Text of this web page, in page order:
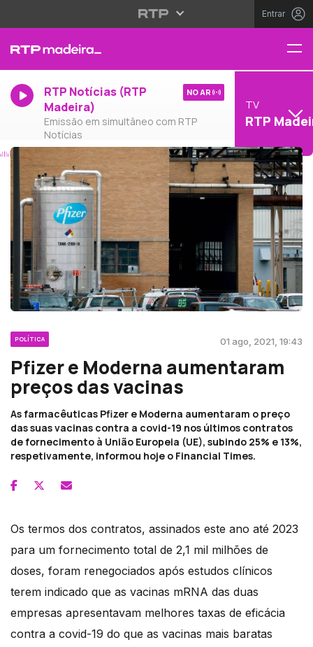
Entrar
RTP Notícias (RTP
Madeira)
Emissão em simultâneo com RTP
Notícias
NO AR
TV
RTP
POLÍTICA 01 ago, 2021, 19:43
Pfizer e Moderna aumentaram
preços das vacinas
As farmacêuticas Pfizer e Moderna aumentaram o preço
das suas vacinas contra a covid-19 nos últimos contratos
de fornecimento à União Europeia (UE), subindo 25% e 13%,
respetivamente, informou hoje o Financial Times.
Os termos dos contratos, assinados este ano até 2023
para um fornecimento total de 2,1 mil milhões de
doses, foram renegociados após estudos clínicos
terem indicado que as vacinas mRNA das duas
empresas apresentavam melhores taxas de eficácia
contra a covid-19 do que as vacinas mais baratas